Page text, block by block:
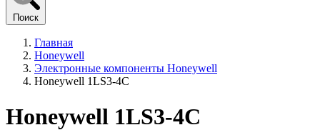
Поиск
Главная
Honeywell
Электронные компоненты Honeywell
Honeywell 1LS3-4C
Honeywell 1LS3-4C